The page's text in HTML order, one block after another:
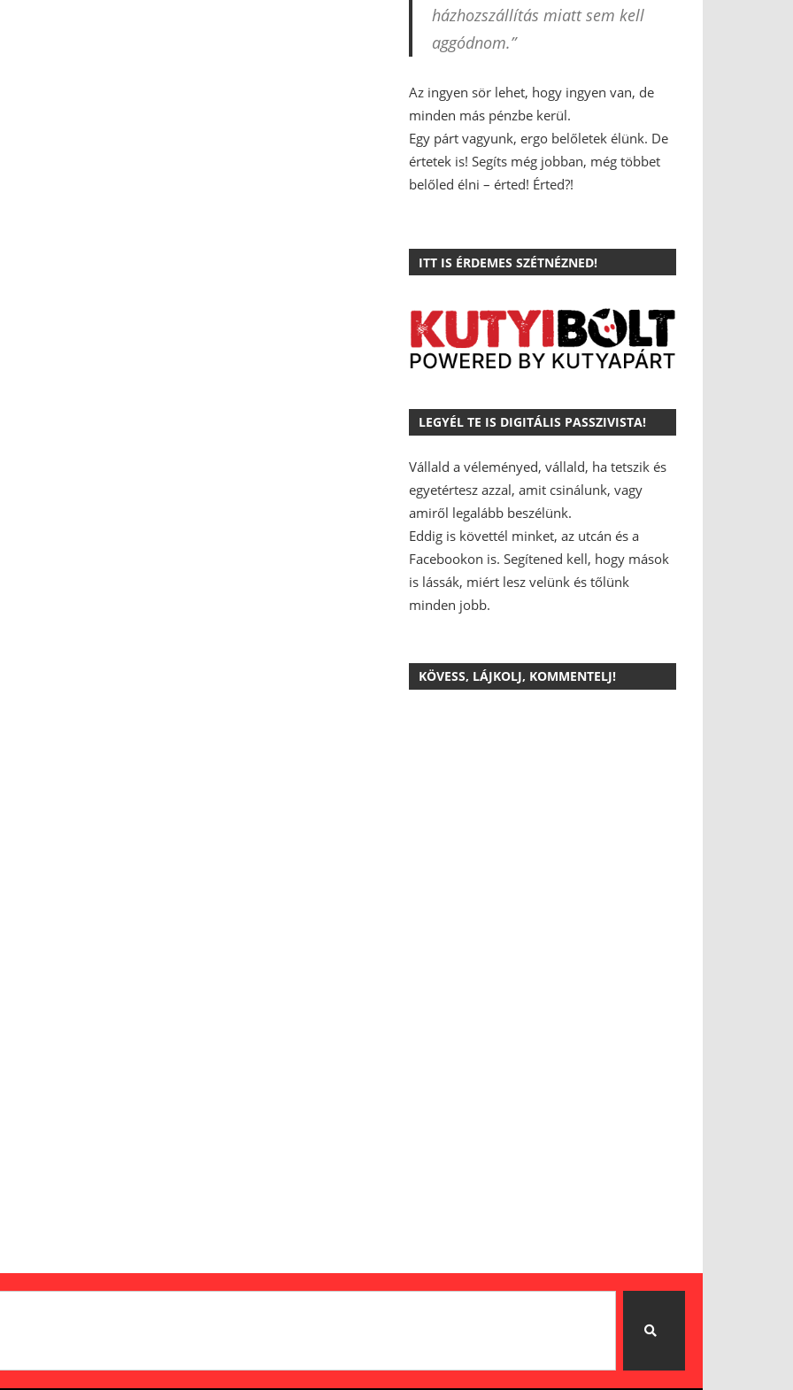
házhozszállítás miatt sem kell
aggódnom.”
Az ingyen sör lehet, hogy ingyen van, de
minden más pénzbe kerül.
Egy párt vagyunk, ergo belőletek élünk. De
értetek is! Segíts még jobban, még többet
belőled élni – érted! Érted?!
ITT IS ÉRDEMES SZÉTNÉZNED!
LEGYÉL TE IS DIGITÁLIS PASSZIVISTA!
Vállald a véleményed, vállald, ha tetszik és
egyetértesz azzal, amit csinálunk, vagy
amiről legalább beszélünk.
Eddig is követtél minket, az utcán és a
Facebookon is. Segítened kell, hogy mások
is lássák, miért lesz velünk és tőlünk
minden jobb.
KÖVESS, LÁJKOLJ, KOMMENTELJ!